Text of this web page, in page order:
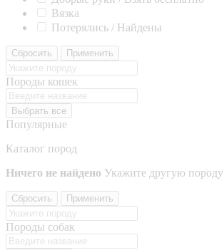
Вязка
Потерялись / Найдены
Сбросить Применить
Породы кошек
Выбрать все
Популярные
Каталог пород
Ничего не найдено Укажите другую породу
Сбросить Применить
Породы собак